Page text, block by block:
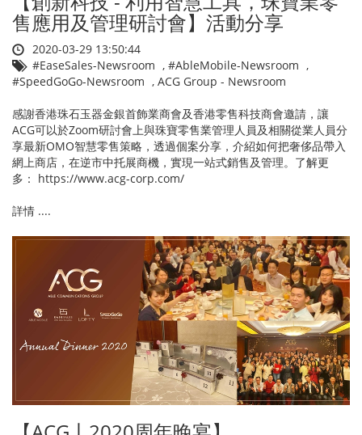
售應用及管理研討會】活動分享
2020-03-29 13:50:44
#EaseSales-Newsroom , #AbleMobile-Newsroom ,
#SpeedGoGo-Newsroom , ACG Group - Newsroom
感謝香港珠石玉器金銀首飾業商會及香港零售科技商會邀請，讓
ACG可以於Zoom研討會上與珠寶零售業管理人員及相關從業人員分
享最新OMO智慧零售策略，透過個案分享，介紹如何把奢侈品帶入
網上商店，在逆市中托展商機，實現一站式銷售及管理。了解更
多： https://www.acg-corp.com/
詳情 ....